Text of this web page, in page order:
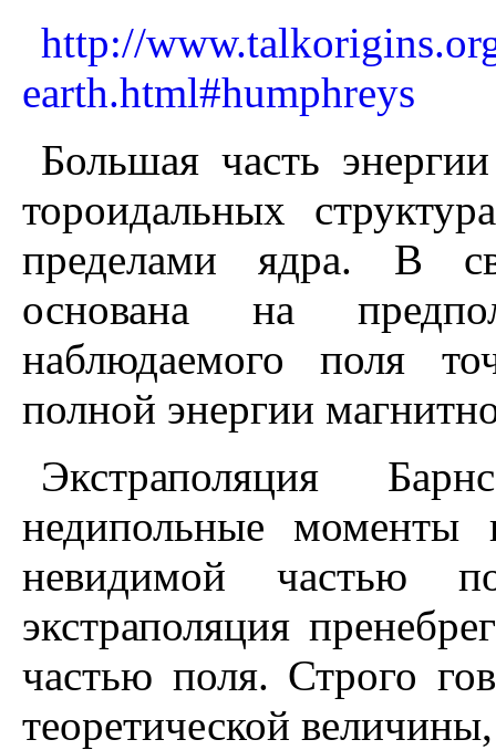
http://
earth.html#humphreys
Большая часть
тороидальных
пределами ядра. В
основана на
наблюдаемого поля
полной энергии
Экстраполяция
недипольные моменты
невидимой частью
экстраполяция
частью поля. Строго
теоретической